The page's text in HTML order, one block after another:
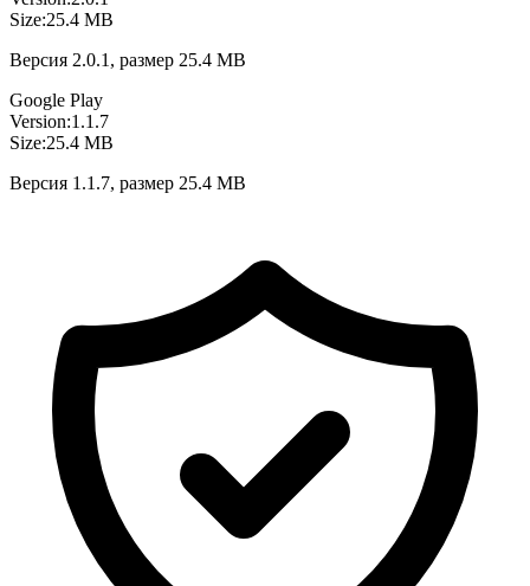
Size:25.4 MB
Версия 2.0.1, размер 25.4 MB
Google Play
Version:1.1.7
Size:25.4 MB
Версия 1.1.7, размер 25.4 MB